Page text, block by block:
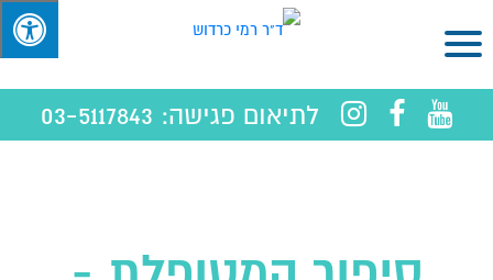
לתיאום פגישה: 03-5117843